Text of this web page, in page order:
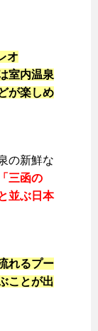
オ
室内温泉
が楽しめ
の新鮮な
三函の
並ぶ日本
れるプー
ことが出